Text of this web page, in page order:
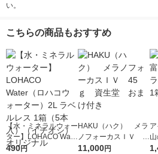
い。
こちらの商品もおすすめ
【水・ミネラルウォー
ター】LOHACO Wate
r（ロハコウォータ
490円
HAKU（ハク） メラ
ノフォーカスＩＶ 4
5ｇ 資生堂 おまけ
11,000円